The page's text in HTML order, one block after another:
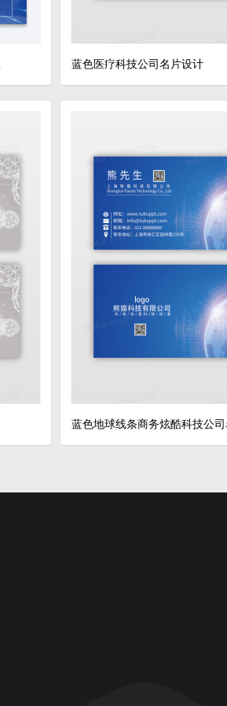
蓝色医疗科技公司名片设计